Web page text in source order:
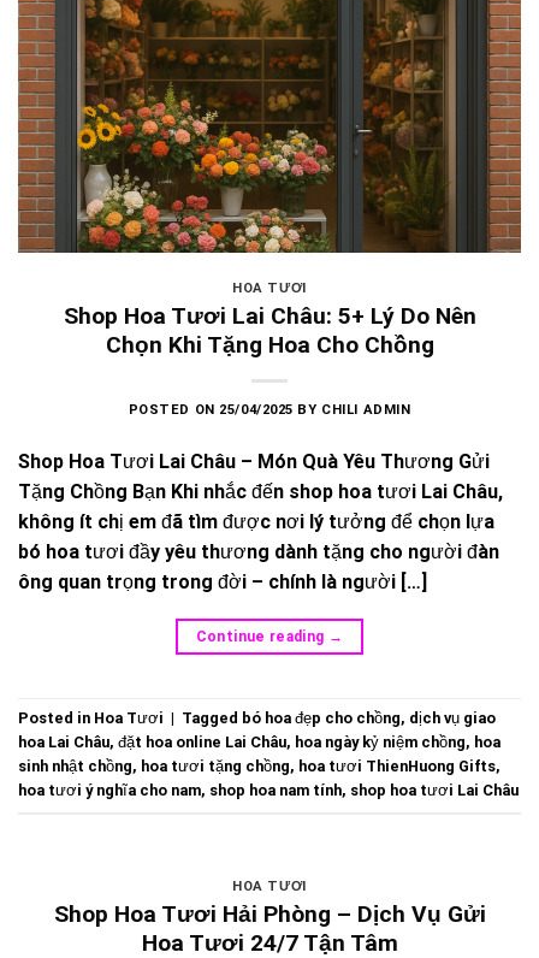
HOA TƯƠI
Shop Hoa Tươi Lai Châu: 5+ Lý Do Nên
Chọn Khi Tặng Hoa Cho Chồng
POSTED ON 25/04/2025 BY CHILI ADMIN
Shop Hoa Tươi Lai Châu – Món Quà Yêu Thương Gửi
Tặng Chồng Bạn Khi nhắc đến shop hoa tươi Lai Châu,
không ít chị em đã tìm được nơi lý tưởng để chọn lựa
bó hoa tươi đầy yêu thương dành tặng cho người đàn
ông quan trọng trong đời – chính là người […]
Continue reading →
Posted in Hoa Tươi | Tagged bó hoa đẹp cho chồng, dịch vụ giao
hoa Lai Châu, đặt hoa online Lai Châu, hoa ngày kỷ niệm chồng, hoa
sinh nhật chồng, hoa tươi tặng chồng, hoa tươi ThienHuong Gifts,
hoa tươi ý nghĩa cho nam, shop hoa nam tính, shop hoa tươi Lai Châu
HOA TƯƠI
Shop Hoa Tươi Hải Phòng – Dịch Vụ Gửi
Hoa Tươi 24/7 Tận Tâm